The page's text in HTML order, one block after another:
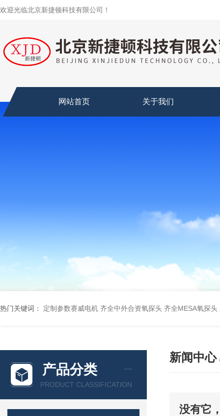
欢迎光临北京新捷顿科技有限公司！
网站首页 关于我们
热门关键词： 定制参数赛威电机 齐全中外合资氧探头 齐全MESA氧探头
产品分类
PRODUCT CLASSIFICATION
新闻中心
没有它